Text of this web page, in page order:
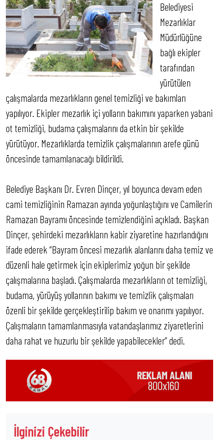
Belediyesi
Mezarlıklar
Müdürlüğüne
bağlı ekipler
tarafından
yürütülen
çalışmalarda mezarlıkların genel temizliği ve bakımları
yapılıyor. Ekipler mezarlık içi yolların bakımını yaparken yabani
ot temizliği, budama çalışmalarını da etkin bir şekilde
yürütüyor. Mezarlıklarda temizlik çalışmalarının arefe günü
öncesinde tamamlanacağı bildirildi.
Belediye Başkanı Dr. Evren Dinçer, yıl boyunca devam eden
cami temizliğinin Ramazan ayında yoğunlaştığını ve Camilerin
Ramazan Bayramı öncesinde temizlendiğini açıkladı. Başkan
Dinçer, şehirdeki mezarlıkların kabir ziyaretine hazırlandığını
ifade ederek “Bayram öncesi mezarlık alanlarını daha temiz ve
düzenli hale getirmek için ekiplerimiz yoğun bir şekilde
çalışmalarına başladı. Çalışmalarda mezarlıkların ot temizliği,
budama, yürüyüş yollarının bakımı ve temizlik çalışmaları
özenli bir şekilde gerçekleştirilip bakım ve onarımı yapılıyor.
Çalışmaların tamamlanmasıyla vatandaşlarımız ziyaretlerini
daha rahat ve huzurlu bir şekilde yapabilecekler” dedi.
İlginizi Çekebilir